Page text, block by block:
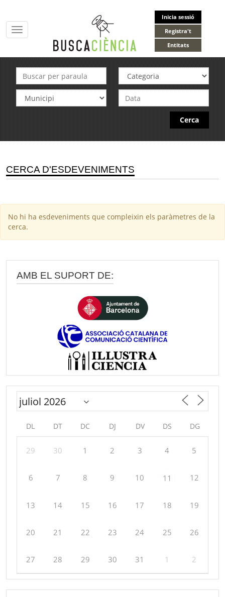
Inicia sessió
Registra't
Entitats
Toggle
navigation
Cerca
CERCA D'ESDEVENIMENTS
No hi ha esdeveniments que compleixin els paràmetres de la
cerca.
AMB EL SUPORT DE:
DL DT DC DJ DV DS DG
29 30 1 2 3 4 5
6 7 8 9 10 11 12
13 14 15 16 17 18 19
20 21 22 23 24 25 26
27 28 29 30 31 1 2